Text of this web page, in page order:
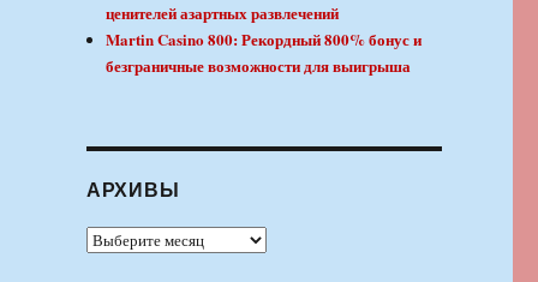
ценителей азартных развлечений
Martin Casino 800: Рекордный 800% бонус и
безграничные возможности для выигрыша
АРХИВЫ
Архивы